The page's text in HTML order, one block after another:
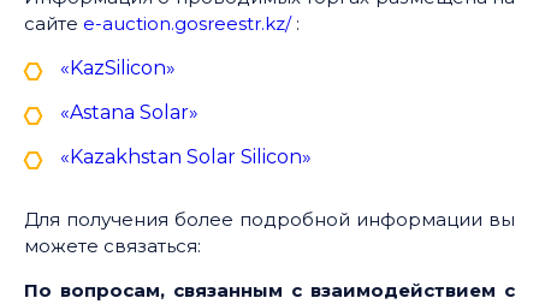
сайте e-auction.gosreestr.kz/:
«KazSilicon»
«Astana Solar»
«Kazakhstan Solar Silicon»
Для получения более подробной информации вы
можете связаться:
По вопросам, связанным с взаимодействием с